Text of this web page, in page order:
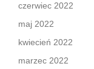
czerwiec 2022
maj 2022
kwiecień 2022
marzec 2022